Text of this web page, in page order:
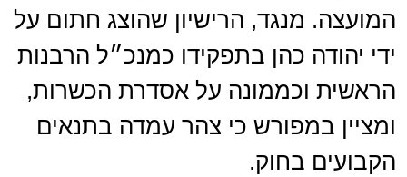
המועצה. מנגד, הרישיון שהוצג חתום על
ידי יהודה כהן בתפקידו כמנכ״ל הרבנות
הראשית וכממונה על אסדרת הכשרות,
ומציין במפורש כי צהר עמדה בתנאים
הקבועים בחוק.